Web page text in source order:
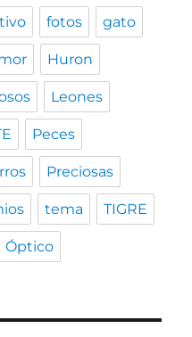
fotos gato
Huron
Leones
Peces
Preciosas
tema TIGRE
Óptico